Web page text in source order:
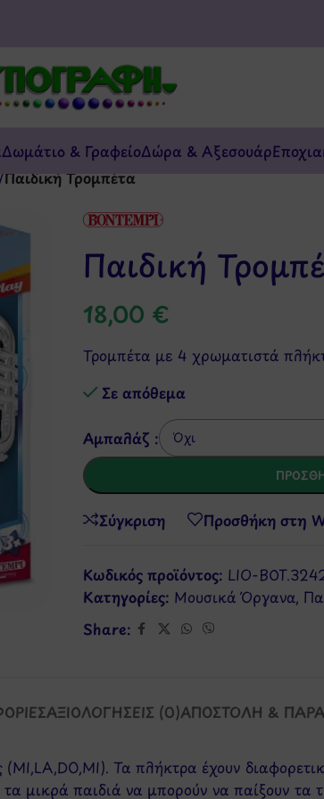
Δωμάτιο & ΓραφείοΔώρα & Αξεσουάρ
/Παιδική Τρομπέτα
Παιδική
18,00 €
Τρομπέτα με 4 χρωματιστά
Σε απόθεμα
Αμπαλάζ :
Σύγκριση Προσθήκη στη
Κωδικός προϊόντος: LIO-
Κατηγορίες: Μουσικά Όργανα,
Share:
ΑΞΙΟΛΟΓΉΣΕΙΣ (0)ΑΠΟΣΤΟΛΉ &
Τα πλήκτρα έχουν
μικρά παιδιά να μπορούν να παίξουν τα